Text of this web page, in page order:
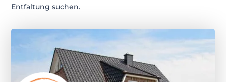
Entfaltung suchen.